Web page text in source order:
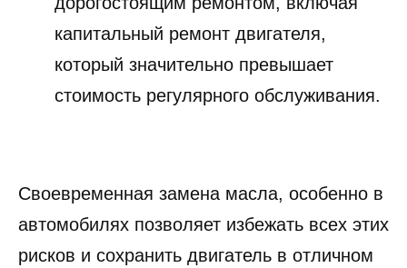
капитальный ремонт двигателя,
который значительно превышает
стоимость регулярного обслуживания.
Своевременная замена масла, особенно в
автомобилях позволяет избежать всех этих
рисков и сохранить двигатель в отличном